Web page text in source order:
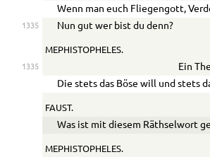
Wenn man euch Fliegengott,
1335 Nun gut wer bist du denn?
MEPHISTOPHELES.
1335
Ein
Die stets das Böse will und stets
FAUST.
Was ist mit diesem Räthselwort
MEPHISTOPHELES.